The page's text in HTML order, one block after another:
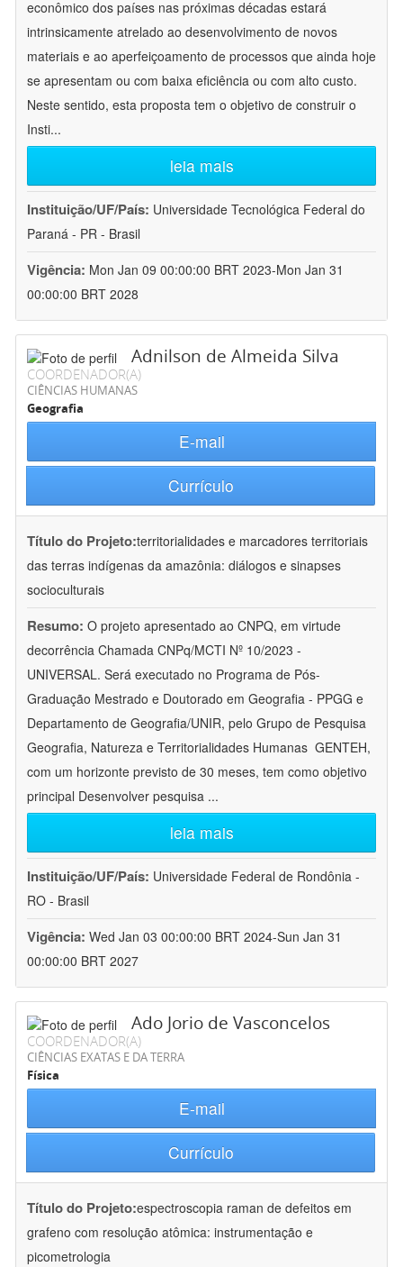
econômico dos países nas próximas décadas estará
intrinsicamente atrelado ao desenvolvimento de novos
materiais e ao aperfeiçoamento de processos que ainda hoje
se apresentam ou com baixa eficiência ou com alto custo.
Neste sentido, esta proposta tem o objetivo de construir o
Insti...
leia mais
Instituição/UF/País: Universidade Tecnológica Federal do
Paraná - PR - Brasil
Vigência: Mon Jan 09 00:00:00 BRT 2023-Mon Jan 31
00:00:00 BRT 2028
Adnilson de Almeida Silva
COORDENADOR(A)
CIÊNCIAS HUMANAS
Geografia
E-mail
Currículo
Título do Projeto:territorialidades e marcadores territoriais
das terras indígenas da amazônia: diálogos e sinapses
socioculturais
Resumo: O projeto apresentado ao CNPQ, em virtude
decorrência Chamada CNPq/MCTI Nº 10/2023 -
UNIVERSAL. Será executado no Programa de Pós-
Graduação Mestrado e Doutorado em Geografia - PPGG e
Departamento de Geografia/UNIR, pelo Grupo de Pesquisa
Geografia, Natureza e Territorialidades Humanas  GENTEH,
com um horizonte previsto de 30 meses, tem como objetivo
principal Desenvolver pesquisa ...
leia mais
Instituição/UF/País: Universidade Federal de Rondônia -
RO - Brasil
Vigência: Wed Jan 03 00:00:00 BRT 2024-Sun Jan 31
00:00:00 BRT 2027
Ado Jorio de Vasconcelos
COORDENADOR(A)
CIÊNCIAS EXATAS E DA TERRA
Física
E-mail
Currículo
Título do Projeto:espectroscopia raman de defeitos em
grafeno com resolução atômica: instrumentação e
picometrologia